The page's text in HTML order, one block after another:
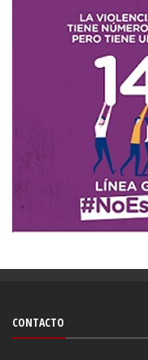
CONTACTO